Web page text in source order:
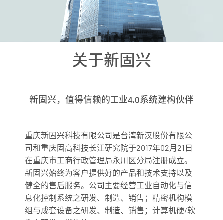
关于新固兴
新固兴，值得信赖的工业4.0系统建构伙伴
重庆新固兴科技有限公司是台湾新汉股份有限公
司和重庆固高科技长江研究院于2017年02月21日
在重庆市工商行政管理局永川区分局注册成立。
新固兴始终为客户提供好的产品和技术支持以及
健全的售后服务。公司主要经营工业自动化与信
息化控制系统之研发、制造、销售；精密机构模
组与成套设备之研发、制造、销售；计算机硬/软